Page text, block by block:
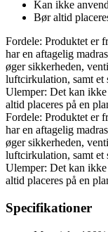
Kan ikke
Bør altid
Fordele: Produktet er
har en aftagelig
øger sikkerheden,
luftcirkulation, samt et
Ulemper: Det kan
altid placeres på en
Fordele: Produktet er
har en aftagelig
øger sikkerheden,
luftcirkulation, samt et
Ulemper: Det kan
altid placeres på en
Specifikationer